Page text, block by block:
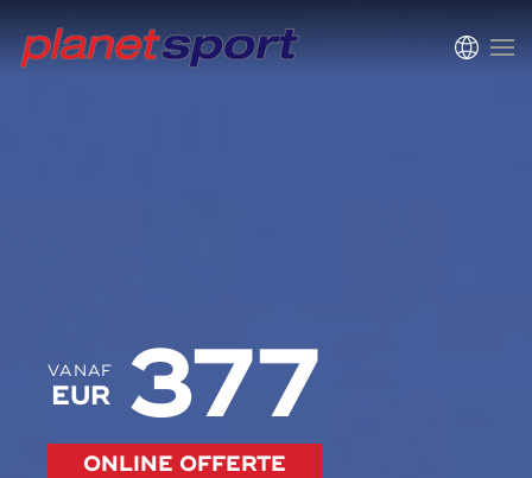
VANAF
EUR 377
ONLINE OFFERTE